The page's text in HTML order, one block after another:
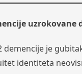
uzrokovane
demencije je
identiteta